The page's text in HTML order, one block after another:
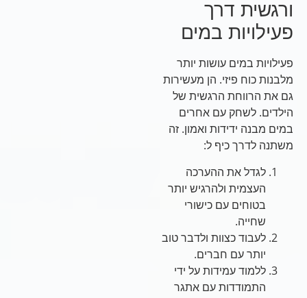
ורגשית דרך
פעילויות במים
פעילויות במים עושות יותר
מלבנות כוח פיזי. הן מעשירות
גם את הרווחת הרגשית של
הילדים. לשחק עם אחרים
במים מבנה ידידות ואמון. זה
משתנה לדרך כיף ל:
לגדל את ההערכה
העצמית ולהרגיש יותר
בטוחים עם כישורי
שחייה.
לעבוד כצוות ולדבר טוב
יותר עם חברים.
ללמוד עמידות על ידי
התמודדות עם אתגר